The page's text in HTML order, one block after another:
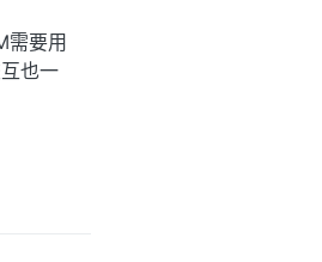
需要用
也一